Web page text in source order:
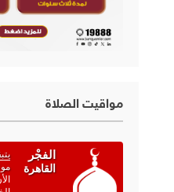
مواقيت الصلاة